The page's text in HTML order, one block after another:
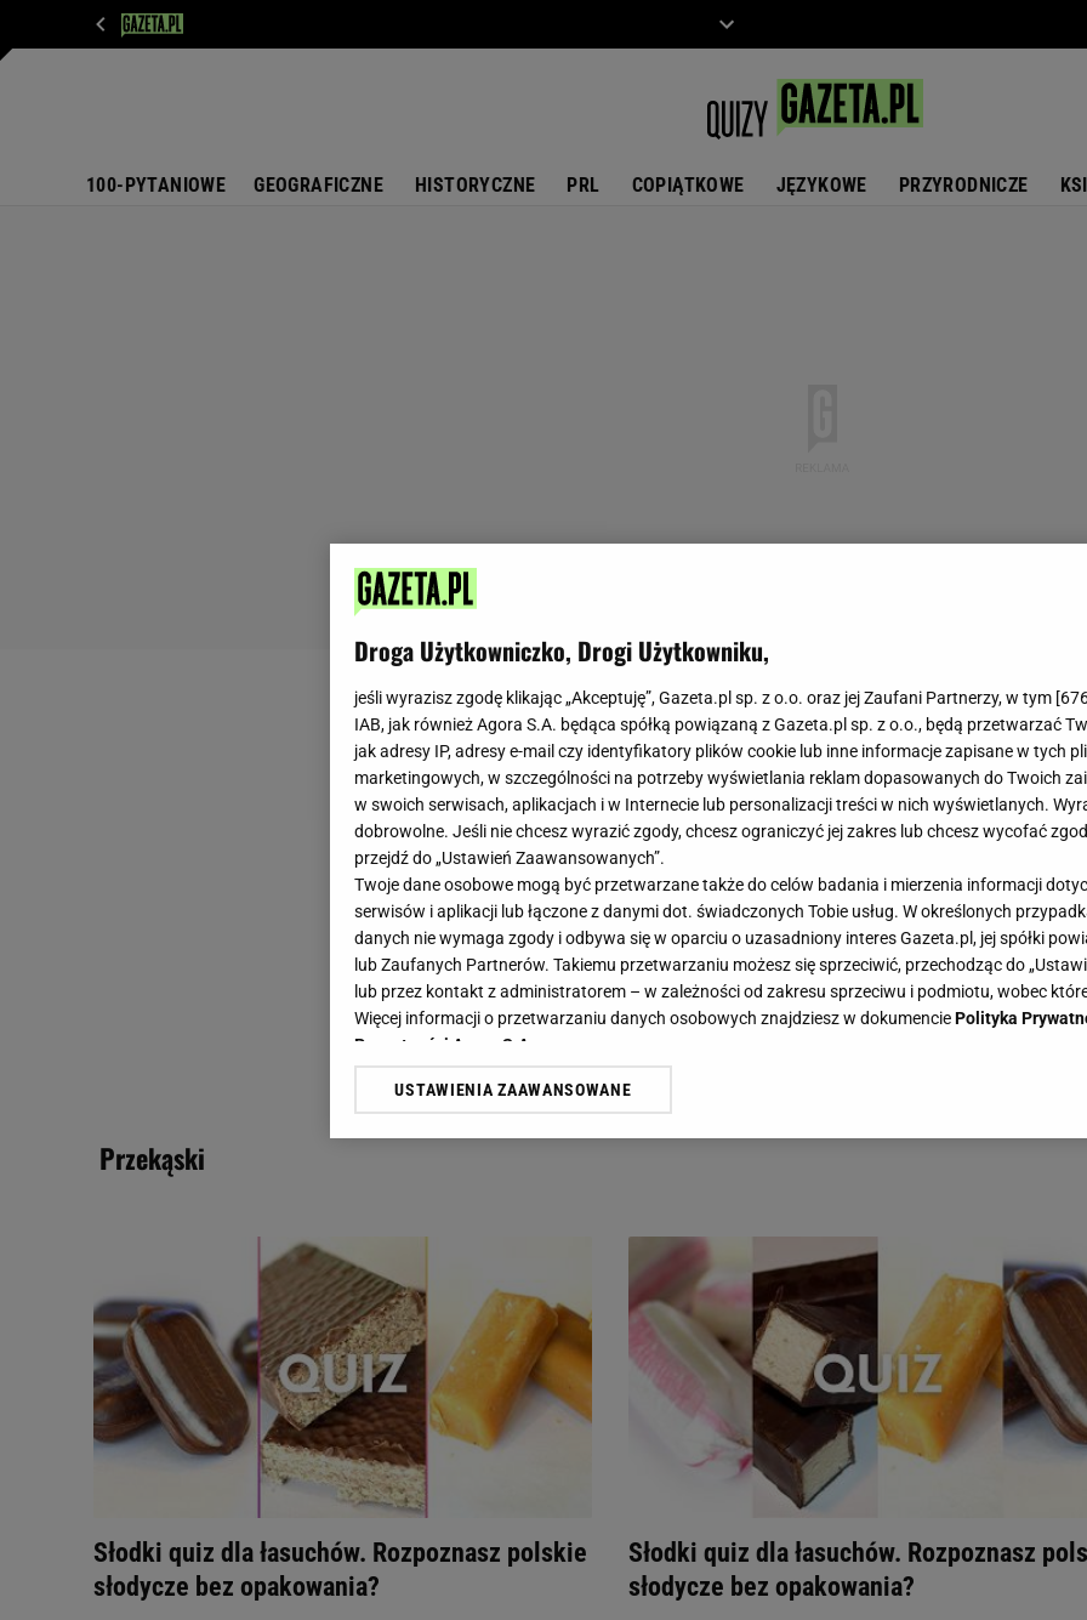
100-PYTANIOWE GEOGRAFICZNE HISTORYCZNE PRL COPIĄTKOWE JĘZYKOWE PRZYRODNICZE
przekąski
Słodki quiz dla łasuchów. Rozpoznasz polskie
słodycze bez opakowania?
Słodki quiz dla łasuchów. Rozpoznasz
słodycze bez opakowania?
Droga Użytkowniczko, Drogi Użytkowniku,
jeśli wyrazisz zgodę klikając „Akceptuję”, Gazeta.pl sp. z o.o. oraz jej Zaufani Partnerzy, w tym [
IAB, jak również Agora S.A. będąca spółką powiązaną z Gazeta.pl sp. z o.o., będą przetwarzać
jak adresy IP, adresy e-mail czy identyfikatory plików cookie lub inne informacje zapisane w tych
marketingowych, w szczególności na potrzeby wyświetlania reklam dopasowanych do Twoich
w swoich serwisach, aplikacjach i w Internecie lub personalizacji treści w nich wyświetlanych.
dobrowolne. Jeśli nie chcesz wyrazić zgody, chcesz ograniczyć jej zakres lub chcesz wycofać
przejdź do „Ustawień Zaawansowanych”.
Twoje dane osobowe mogą być przetwarzane także do celów badania i mierzenia informacji
serwisów i aplikacji lub łączone z danymi dot. świadczonych Tobie usług. W określonych
danych nie wymaga zgody i odbywa się w oparciu o uzasadniony interes Gazeta.pl, jej spółki
lub Zaufanych Partnerów. Takiemu przetwarzaniu możesz się sprzeciwić, przechodząc do
lub przez kontakt z administratorem – w zależności od zakresu sprzeciwu i podmiotu, wobec
Więcej informacji o przetwarzaniu danych osobowych znajdziesz w dokumenciePolityka
Prywatności Agora S.A.
Klikając „Akceptuję” wyrażasz też zgodę na zainstalowanie i przechowywanie plików cookie
My, nasi Zaufani Partnerzy i Agora S.A. możemy przetwarzać dane osobowe w następujących
Użycie dokładnych danych geolokalizacyjnych. Aktywne skanowanie charakterystyki urządzenia
Przechowywanie informacji na urządzeniu lub dostęp do nich. Spersonalizowane reklamy i treści,
badnie odbiorców i ulepszanie usług.
Lista Zaufanych Partnerów
USTAWIENIA ZAAWANSOWANE